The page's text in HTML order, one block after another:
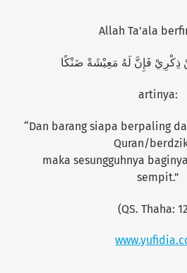
Allah Ta’ala
فَإِنَّ لَهُ مَعِيْشَةً ضَنْكًا
artinya:
“Dan barang siapa berpaling
Quran/
maka sesungguhnya
sempit.”
(QS. Thaha: